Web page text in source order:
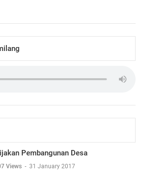
Pembangunan Desa
Views - 31 January 2017